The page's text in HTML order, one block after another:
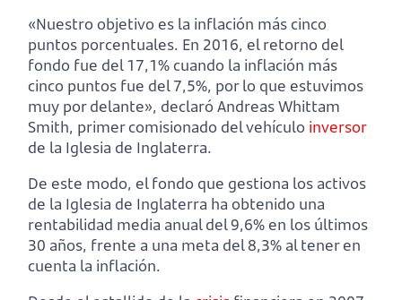
«Nuestro objetivo es la inflación más cinco
puntos porcentuales. En 2016, el retorno del
fondo fue del 17,1% cuando la inflación más
cinco puntos fue del 7,5%, por lo que estuvimos
muy por delante», declaró Andreas Whittam
Smith, primer comisionado del vehículo inversor
de la Iglesia de Inglaterra.
De este modo, el fondo que gestiona los activos
de la Iglesia de Inglaterra ha obtenido una
rentabilidad media anual del 9,6% en los últimos
30 años, frente a una meta del 8,3% al tener en
cuenta la inflación.